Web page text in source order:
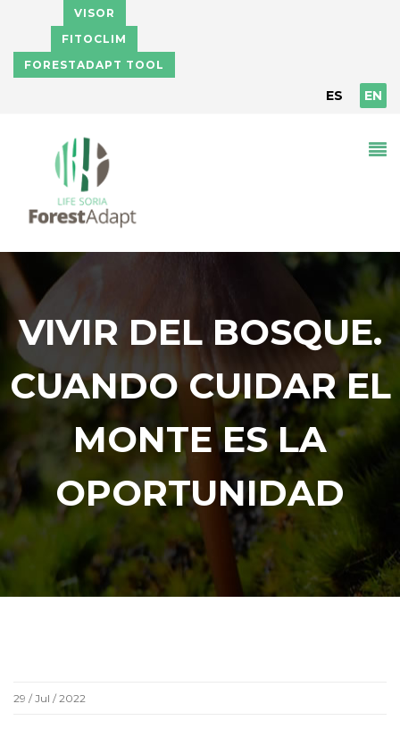
Skip to main content
VISOR
FITOCLIM
FORESTADAPT TOOL
ES EN
VIVIR DEL BOSQUE.
CUANDO CUIDAR EL
MONTE ES LA
OPORTUNIDAD
29 / Jul / 2022